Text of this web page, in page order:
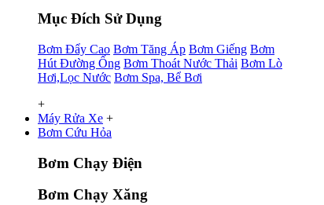
Mục Đích Sử Dụng
Bơm Đẩy Cao Bơm Tăng Áp Bơm Giếng Bơm
Hút Đường Ống Bơm Thoát Nước Thải Bơm Lò
Hơi,Lọc Nước Bơm Spa, Bể Bơi
+
Máy Rửa Xe +
Bơm Cứu Hỏa
Bơm Chạy Điện
Bơm Chạy Xăng